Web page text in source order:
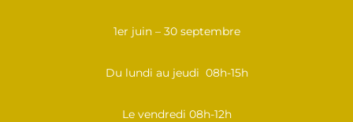
1er juin – 30 septembre
Du lundi au jeudi 08h-15h
Le vendredi 08h-12h